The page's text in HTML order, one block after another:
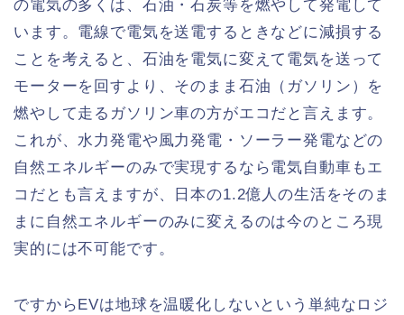
の電気の多くは、石油・石炭等を燃やして発電して
います。電線で電気を送電するときなどに減損する
ことを考えると、石油を電気に変えて電気を送って
モーターを回すより、そのまま石油（ガソリン）を
燃やして走るガソリン車の方がエコだと言えます。
これが、水力発電や風力発電・ソーラー発電などの
自然エネルギーのみで実現するなら電気自動車もエ
コだとも言えますが、日本の1.2億人の生活をそのま
まに自然エネルギーのみに変えるのは今のところ現
実的には不可能です。
ですからEVは地球を温暖化しないという単純なロジ